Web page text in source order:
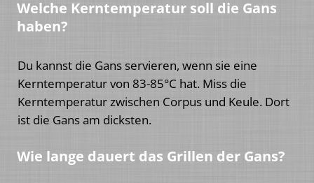
Welche Kerntemperatur soll die Gans
haben?
Du kannst die Gans servieren, wenn sie eine
Kerntemperatur von 83-85°C hat. Miss die
Kerntemperatur zwischen Corpus und Keule. Dort
ist die Gans am dicksten.
Wie lange dauert das Grillen der Gans?